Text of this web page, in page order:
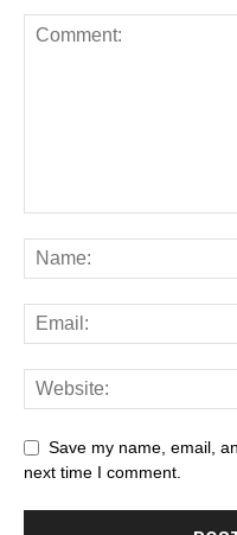
Save my name, email,
next time I comment.